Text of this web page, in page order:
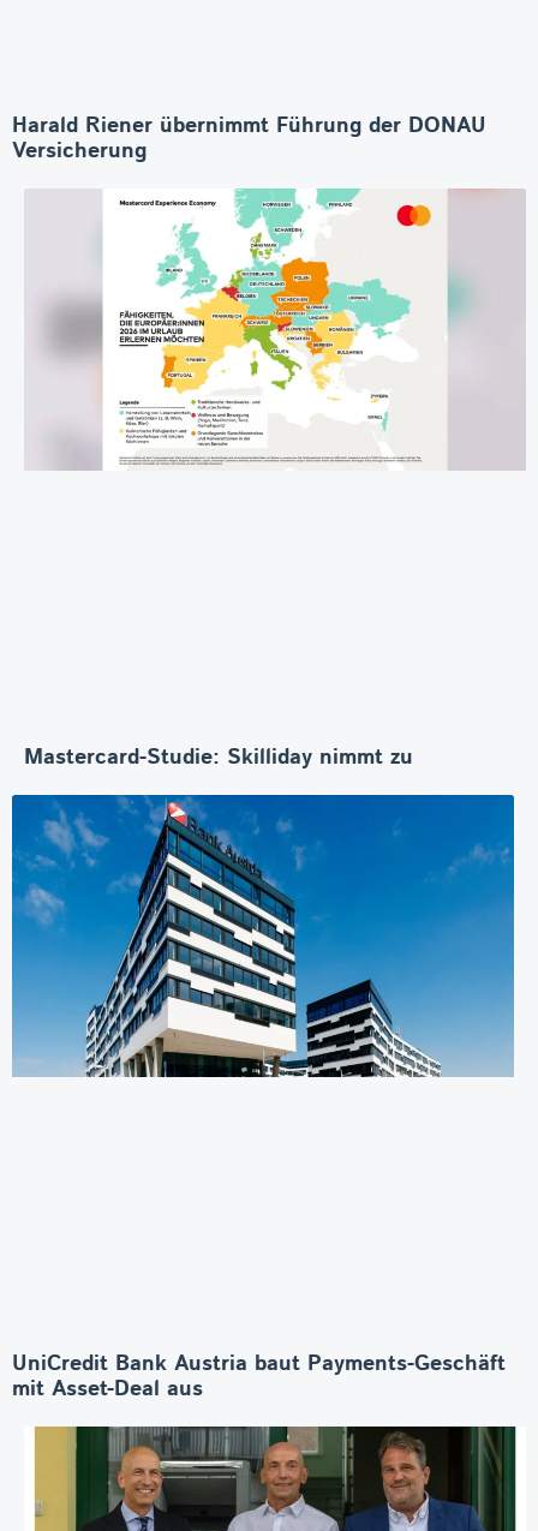
Harald Riener übernimmt Führung der DONAU
Versicherung
Mastercard-Studie: Skilliday nimmt zu
UniCredit Bank Austria baut Payments-Geschäft
mit Asset-Deal aus